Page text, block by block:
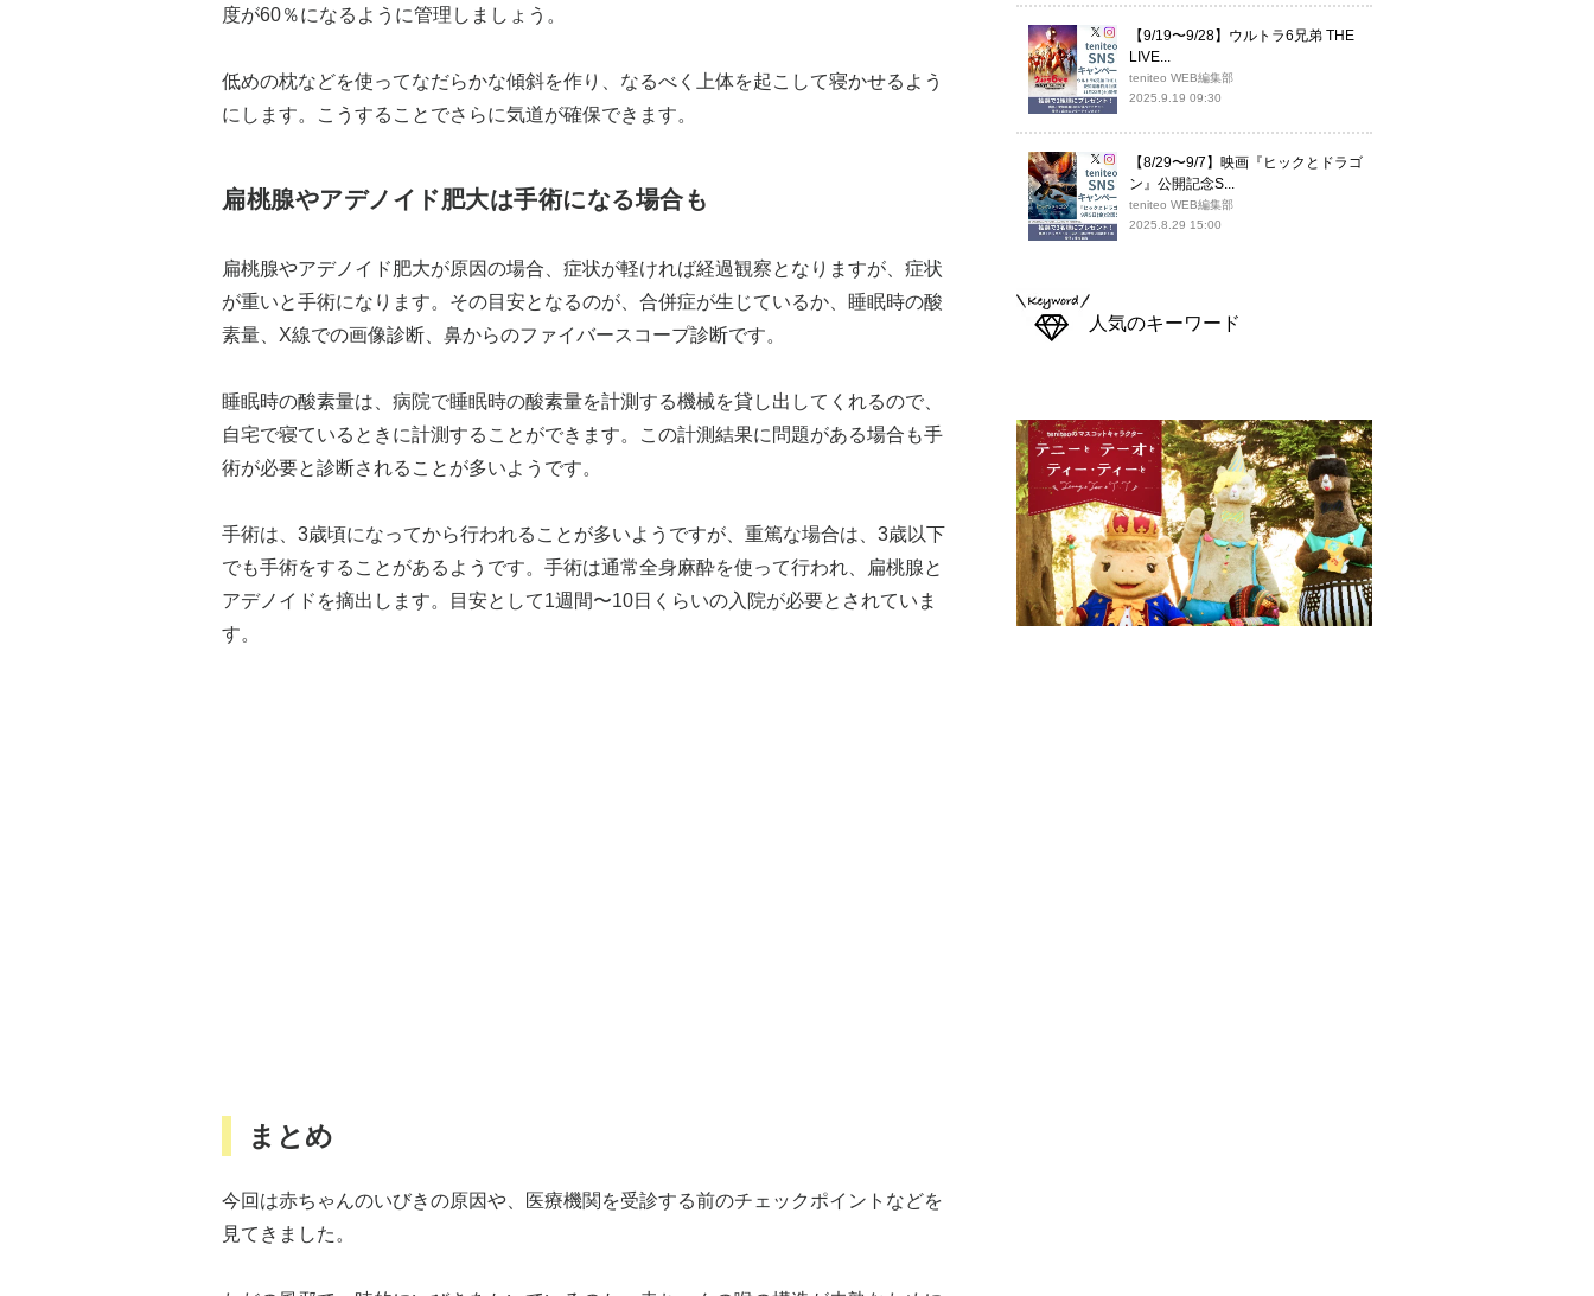
度が60％になるように管理しましょう。
低めの枕などを使ってなだらかな傾斜を作り、なるべく上体を起こして寝かせるよう
にします。こうすることでさらに気道が確保できます。
扁桃腺やアデノイド肥大は手術になる場合も
扁桃腺やアデノイド肥大が原因の場合、症状が軽ければ経過観察となりますが、症状
が重いと手術になります。その目安となるのが、合併症が生じているか、睡眠時の酸
素量、X線での画像診断、鼻からのファイバースコープ診断です。
睡眠時の酸素量は、病院で睡眠時の酸素量を計測する機械を貸し出してくれるので、
自宅で寝ているときに計測することができます。この計測結果に問題がある場合も手
術が必要と診断されることが多いようです。
手術は、3歳頃になってから行われることが多いようですが、重篤な場合は、3歳以下
でも手術をすることがあるようです。手術は通常全身麻酔を使って行われ、扁桃腺と
アデノイドを摘出します。目安として1週間〜10日くらいの入院が必要とされていま
す。
まとめ
今回は赤ちゃんのいびきの原因や、医療機関を受診する前のチェックポイントなどを
見てきました。
【9/19〜9/28】ウルトラ6兄弟 THE
LIVE...
teniteo WEB編集部
2025.9.19 09:30
【8/29〜9/7】映画『ヒックとドラゴ
ン』公開記念S...
teniteo WEB編集部
2025.8.29 15:00
人気のキーワード